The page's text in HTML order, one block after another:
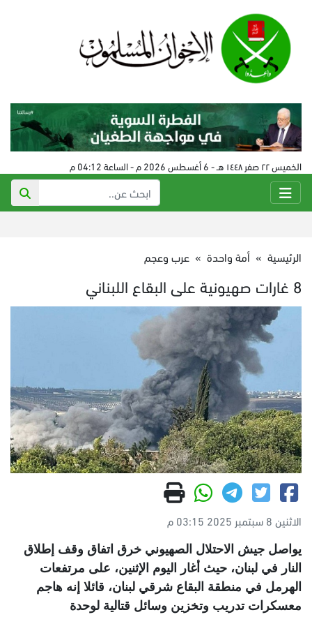
الخميس ٢٢ صفر ١٤٤٨ هـ - 6 أغسطس 2026 م - الساعة 04:12 م
الرئيسية » أمة واحدة » عرب وعجم
8 غارات صهيونية على البقاع اللبناني
الاثنين 8 سبتمبر 2025 03:15 م
يواصل جيش الاحتلال الصهيوني خرق اتفاق وقف إطلاق
النار في لبنان، حيث أغار اليوم الإثنين، على مرتفعات
الهرمل في منطقة البقاع شرقي لبنان، قائلا إنه هاجم
معسكرات تدريب وتخزين وسائل قتالية لوحدة